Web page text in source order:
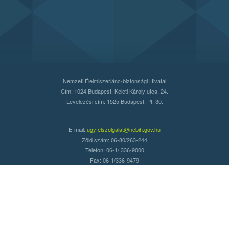
Nemzeti Élelmiszerlánc-biztonsági Hivatal
Cím: 1024 Budapest, Keleti Károly utca. 24.
Levelezési cím: 1525 Budapest. Pf. 30.
E-mail: ugyfelszolgalat@nebih.gov.hu
Zöld szám: 06-80/263-244
Telefon: 06-1/ 336-9000
Fax: 06-1/336-9479